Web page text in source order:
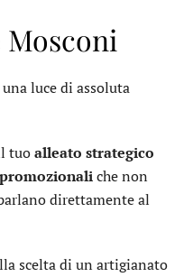
luce di assoluta
tuoalleato strategico
che non
direttamente al
scelta di un artigianato